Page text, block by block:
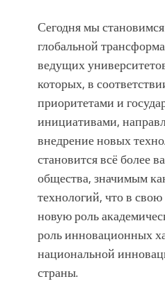
Сегодня мы
глобальной
ведущих
которых, в
приоритетами и
инициативами,
внедрение новых
становится всё более
общества, значимым
технологий, что в
новую роль
роль инновационных
национальной
страны.